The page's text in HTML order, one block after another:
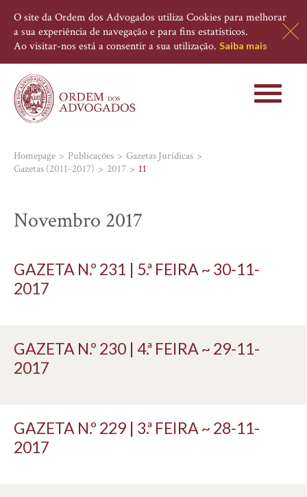
O site da Ordem dos Advogados utiliza Cookies para melhorar
a sua experiência de navegação e para fins estatísticos.
Ao visitar-nos está a consentir a sua utilização. Saiba mais
Toggle
Homepage Publicações
Gazetas Jurídicas
Gazetas (2011-2017)
2017 11
Novembro 2017
GAZETA N.º 231 | 5.ª FEIRA ~ 30-11-
2017
GAZETA N.º 230 | 4.ª FEIRA ~ 29-11-
2017
GAZETA N.º 229 | 3.ª FEIRA ~ 28-11-
2017